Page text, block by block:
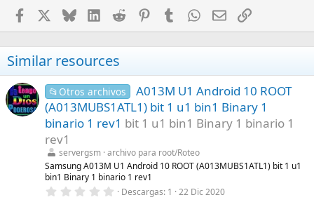
Facebook BlueskyLinkedInReddit PinterestTumblr WhatsApp
EmailEnlace
Similar resources
📂Otros archivos
A013M U1 Android 10 ROOT
(A013MUBS1ATL1) bit 1 u1 bin1 Binary 1
binario 1 rev1 bit 1 u1 bin1 Binary 1 binario 1
rev1
servergsm archivo para root/Roteo
Samsung A013M U1 Android 10 ROOT (A013MUBS1ATL1) bit 1 u1
bin1 Binary 1 binario 1 rev1
0 Descargas 1 22 Dic 2020